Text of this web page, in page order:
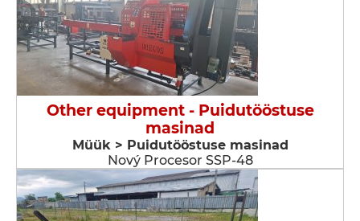
Other equipment - Puidutööstuse
masinad
Müük > Puidutööstuse masinad
Nový Procesor SSP-48